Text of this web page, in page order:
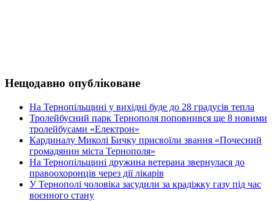
Нещодавно опубліковане
На Тернопільщині у вихідні буде до 28 градусів тепла
Тролейбусний парк Тернополя поповнився ще 8 новими
тролейбусами «Електрон»
Кардиналу Миколі Бичку присвоїли звання «Почесний
громадянин міста Тернополя»
На Тернопільщині дружина ветерана звернулася до
правоохоронців через дії лікарів
У Тернополі чоловіка засудили за крадіжку газу під час
воєнного стану